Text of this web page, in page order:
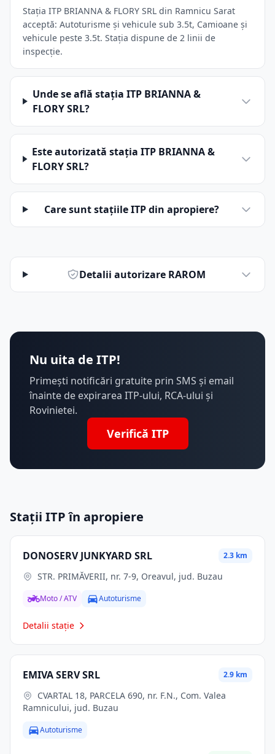
Stația ITP BRIANNA & FLORY SRL din Ramnicu Sarat
acceptă: Autoturisme și vehicule sub 3.5t, Camioane și
vehicule peste 3.5t. Stația dispune de 2 linii de
inspecție.
Unde se află stația ITP BRIANNA &
FLORY SRL?
Este autorizată stația ITP BRIANNA &
FLORY SRL?
Care sunt stațiile ITP din apropiere?
Detalii autorizare RAROM
Nu uita de ITP!
Primești notificări gratuite prin SMS și email
înainte de expirarea ITP-ului, RCA-ului și
Rovinietei.
Verifică ITP
Stații ITP în apropiere
DONOSERV JUNKYARD SRL 2.3 km
STR. PRIMĂVERII, nr. 7-9, Oreavul, jud. Buzau
Moto / ATV Autoturisme
Detalii stație
EMIVA SERV SRL 2.9 km
Ramnicului, jud. Buzau
Autoturisme